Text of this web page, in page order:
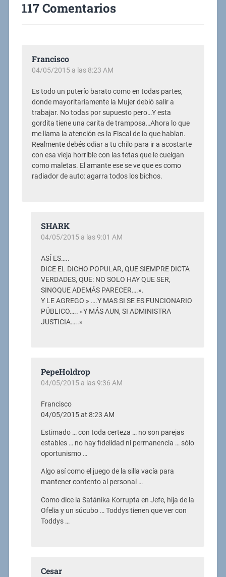
117 Comentarios
Francisco
04/05/2015 a las 8:23 AM
Es todo un puterío barato como en todas partes,
donde mayoritariamente la Mujer debió salir a
trabajar. No todas por supuesto pero…Y esta
gordita tiene una carita de tramposa…Ahora lo que
me llama la atención es la Fiscal de la que hablan.
Realmente debés odiar a tu chilo para ir a acostarte
con esa vieja horrible con las tetas que le cuelgan
como maletas. El amante ese se ve que es como
radiador de auto: agarra todos los bichos.
SHARK
04/05/2015 a las 9:01 AM
ASÍ ES…..
DICE EL DICHO POPULAR, QUE SIEMPRE DICTA
VERDADES, QUE: NO SOLO HAY QUE SER,
SINOQUE ADEMÁS PARECER….».
Y LE AGREGO » ….Y MAS SI SE ES FUNCIONARIO
PÚBLICO….. «Y MÁS AUN, SI ADMINISTRA
JUSTICIA…..»
PepeHoldrop
04/05/2015 a las 9:36 AM
Francisco
04/05/2015 at 8:23 AM
Estimado … con toda certeza … no son parejas
estables … no hay fidelidad ni permanencia … sólo
oportunismo …
Algo así como el juego de la silla vacía para
mantener contento al personal …
Como dice la Satánika Korrupta en Jefe, hija de la
Ofelia y un súcubo … Toddys tienen que ver con
Toddys …
Cesar